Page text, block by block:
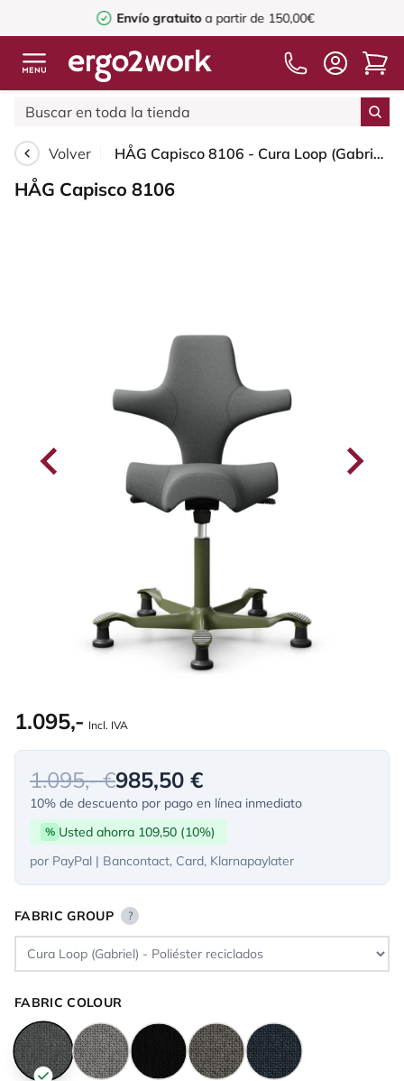
Envío gratuitoa partir de 150,00€
Volver HÅG Capisco 8106 - Cura Loop (Gabriel) - Poliéster reciclados - CLP60109 - Grey - Moss Grey - 150mm (seat height 40–55cm) - Glides
HÅG Capisco 8106
1.095,- Incl. IVA
1.095,- €985,50 €
10% de descuento por pago en línea inmediato
% Usted ahorra 109,50 (10%)
por PayPal | Bancontact, Card, Klarnapaylater
FABRIC GROUP ?
FABRIC COLOUR